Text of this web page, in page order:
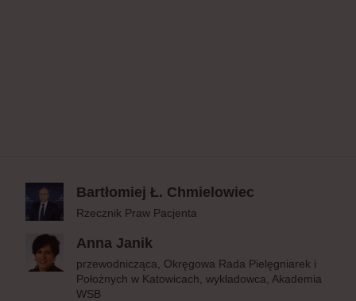
Bartłomiej Ł. Chmielowiec
Rzecznik Praw Pacjenta
Anna Janik
przewodnicząca, Okręgowa Rada Pielęgniarek i
Położnych w Katowicach, wykładowca, Akademia
WSB